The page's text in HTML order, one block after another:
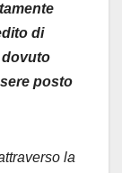
di
dovuto
posto
la